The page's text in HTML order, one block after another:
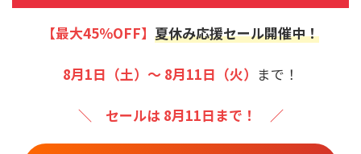
【最大45％OFF】 夏休み応援セール開催中！
8月1日（土）～ 8月11日（火） まで！
＼ セールは 8月11日まで！ ／